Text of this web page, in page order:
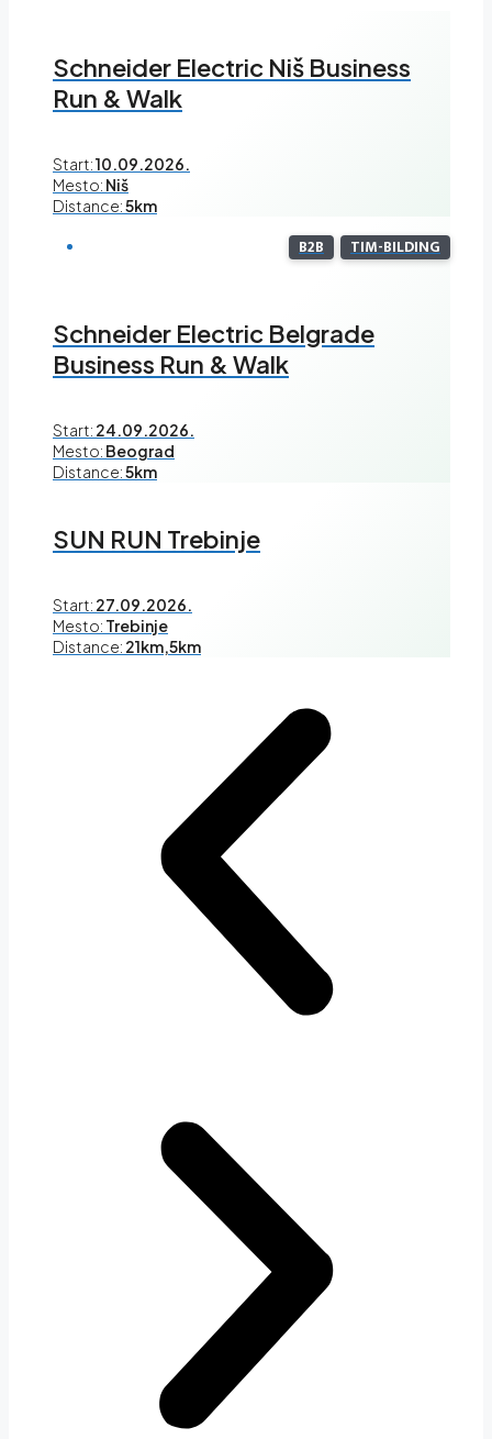
Schneider Electric Niš Business
Run & Walk
Start:10.09.2026.
Mesto: Niš
Distance:5km
B2B TIM-BILDING
Schneider Electric Belgrade
Business Run & Walk
Start: 24.09.2026.
Mesto: Beograd
Distance:5km
SUN RUN Trebinje
Start: 27.09.2026.
Mesto: Trebinje
Distance: 21km,5km